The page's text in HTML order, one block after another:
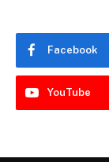
Facebook
YouTube